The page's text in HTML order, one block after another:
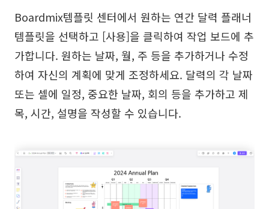
Boardmix템플릿 센터에서 원하는 연간 달력 플래너
템플릿을 선택하고 [사용]을 클릭하여 작업 보드에 추
가합니다. 원하는 날짜, 월, 주 등을 추가하거나 수정
하여 자신의 계획에 맞게 조정하세요. 달력의 각 날짜
또는 셀에 일정, 중요한 날짜, 회의 등을 추가하고 제
목, 시간, 설명을 작성할 수 있습니다.